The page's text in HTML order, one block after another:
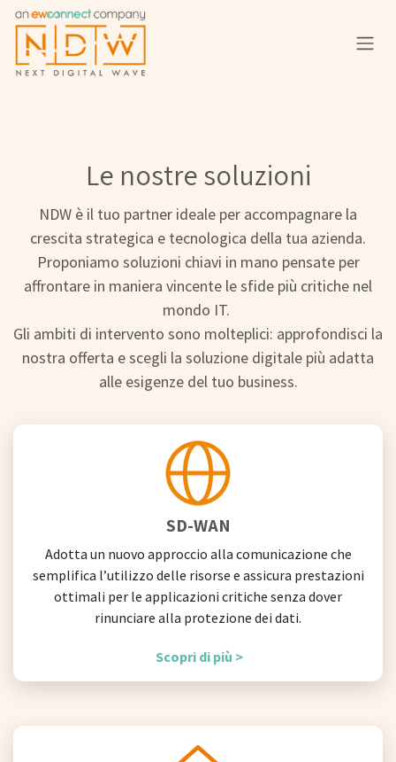
Passa al contenuto
Le nostre soluzioni
NDW è il tuo partner ideale per accompagnare la
crescita strategica e tecnologica della tua azienda.
Proponiamo soluzioni chiavi in mano pensate per
affrontare in maniera vincente le sfide più critiche nel
mondo IT.
Gli ambiti di intervento sono molteplici: approfondisci la
nostra offerta e scegli la soluzione digitale più adatta
alle esigenze del tuo business.
SD-WAN
Adotta un nuovo approccio alla comunicazione che
semplifica l’utilizzo delle risorse e assicura prestazioni
ottimali per le applicazioni critiche senza dover
rinunciare alla protezione dei dati.
Scopri di più >